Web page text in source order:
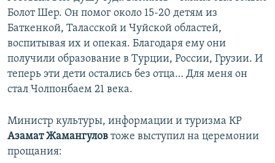
Болот Шер. Он помог около 15-20 детям из
Баткенкой, Таласской и Чуйской областей,
воспитывая их и опекая. Благодаря ему они
получили образование в Турции, России, Грузии. И
теперь эти дети остались без отца… Для меня он
стал Чолпонбаем 21 века.
Министр культуры, информации и туризма КР
Азамат Жамангулов тоже выступил на церемонии
прощания: